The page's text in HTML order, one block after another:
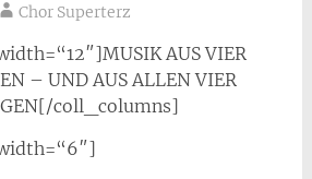
Chor Superterz
AUS VIER
– UND AUS ALLEN VIER
coll_columns]